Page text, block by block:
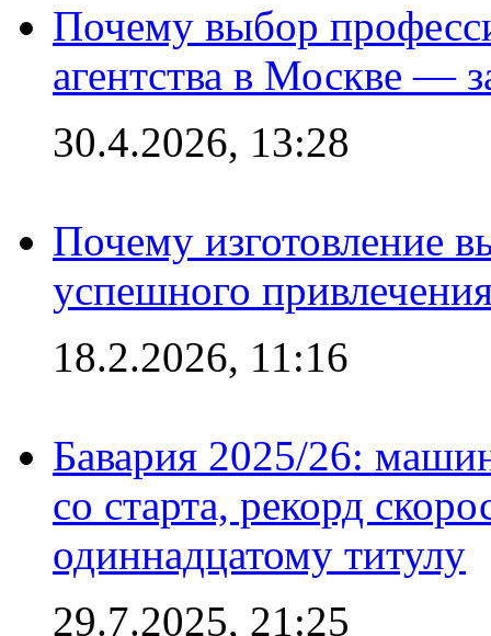
Почему выбор
агентства в Москве —
30.4.2026, 13:28
Почему изготовление
успешного
18.2.2026, 11:16
Бавария 2025/26:
со старта, рекорд
одиннадцатому титулу
29.7.2025, 21:25